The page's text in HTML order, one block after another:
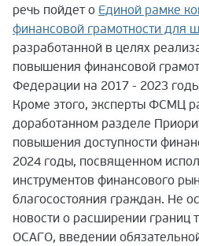
речь пойдет о Единой рамке
финансовой грамотности для
разработанной в целях
повышения финансовой
Федерации на 2017 - 2023
Кроме этого, эксперты ФСМЦ
доработанном разделе
повышения доступности
2024 годы, посвященном
инструментов финансового
благосостояния граждан. Не
новости о расширении границ
ОСАГО, введении